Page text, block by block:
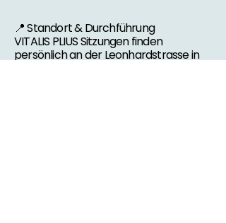
📍 Standort & Durchführung
VITALIS PLIUS Sitzungen finden
persönlich an der Leonhardstrasse in